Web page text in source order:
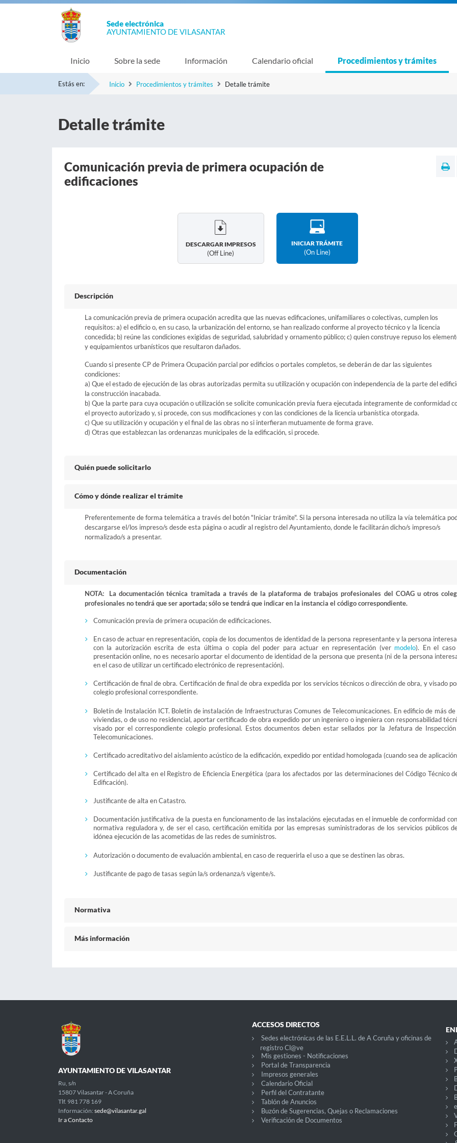
Sede electrónica
AYUNTAMIENTO DE VILASANTAR
Inicio Sobre la sede Información Calendario oficial Procedimientos y trámites
Estás en: Inicio Procedimientos y trámites Detalle trámite
Detalle trámite
Comunicación previa de primera ocupación de
edificaciones
DESCARGAR IMPRESOS
(off Line)
INICIAR TRÁMITE
(on Line)
Descripción
La comunicación previa de primera ocupación acredita que las nuevas edificaciones, unifamiliares o colectivas, cumplen los
requisitos: a) el edificio o, en su caso, la urbanización del entorno, se han realizado conforme al proyecto técnico y la licencia
concedida; b) reúne las condiciones exigidas de seguridad, salubridad y ornamento público; c) quien construye repuso los
y equipamientos urbanísticos que resultaron dañados.
Cuando si presente CP de Primera Ocupación parcial por edificios o portales completos, se deberán de dar las siguientes
condiciones:
a) Que el estado de ejecución de las obras autorizadas permita su utilización y ocupación con independencia de la parte del
la construcción inacabada.
b) Que la parte para cuya ocupación o utilización se solicite comunicación previa fuera ejecutada íntegramente de conformidad
el proyecto autorizado y, si procede, con sus modificaciones y con las condiciones de la licencia urbanística otorgada.
c) Que su utilización y ocupación y el final de las obras no si interfieran mutuamente de forma grave.
d) Otras que establezcan las ordenanzas municipales de la edificación, si procede.
Quién puede solicitarlo
Cómo y dónde realizar el trámite
Preferentemente de forma telemática a través del botón "Iniciar trámite". Si la persona interesada no utiliza la vía telemática
descargarse el/los impreso/s desde esta página o acudir al registro del Ayuntamiento, donde le facilitarán dicho/s impreso/s
normalizado/s a presentar.
Documentación
NOTA: La documentación técnica tramitada a través de la plataforma de trabajos profesionales del COAG u otros
profesionales no tendrá que ser aportada; sólo se tendrá que indicar en la instancia el código correspondiente.
Comunicación previa de primera ocupación de edificicaciones.
En caso de actuar en representación, copia de los documentos de identidad de la persona representante y la persona
con la autorización escrita de esta última o copia del poder para actuar en representación (ver modelo). En el
presentación online, no es necesario aportar el documento de identidad de la persona que presenta (ni de la persona
en el caso de utilizar un certificado electrónico de representación).
Certificación de final de obra. Certificación de final de obra expedida por los servicios técnicos o dirección de obra, y visado
colegio profesional correspondiente.
Boletín de Instalación ICT. Boletín de instalación de Infraestructuras Comunes de Telecomunicaciones. En edificio de más
viviendas, o de uso no residencial, aportar certificado de obra expedido por un ingeniero o ingeniera con responsabilidad
visado por el correspondiente colegio profesional. Estos documentos deben estar sellados por la Jefatura de
Telecomunicaciones.
Certificado acreditativo del aislamiento acústico de la edificación, expedido por entidad homologada (cuando sea de
Certificado del alta en el Registro de Eficiencia Energética (para los afectados por las determinaciones del Código Técnico
Edificación).
Justificante de alta en Catastro.
Documentación justificativa de la puesta en funcionamento de las instalacións ejecutadas en el inmueble de conformidad
normativa reguladora y, de ser el caso, certificación emitida por las empresas suministradoras de los servicios públicos
idónea ejecución de las acometidas de las redes de suministros.
Autorización o documento de evaluación ambiental, en caso de requerirla el uso a que se destinen las obras.
Justificante de pago de tasas según la/s ordenanza/s vigente/s.
Normativa
Más información
AYUNTAMIENTO DE VILASANTAR
Ru, s/n
15807 Vilasantar - A Coruña
Tlf. 981 778 169
Información: sede@vilasantar.gal
Ir a Contacto
ACCESOS DIRECTOS
Sedes electrónicas de las E.E.L.L. de A Coruña y oficinas de
registro Cl@ve
Mis gestiones - Notificaciones
Portal de Transparencia
Impresos generales
Calendario Oficial
Perfil del Contratante
Tablón de Anuncios
Buzón de Sugerencias, Quejas o Reclamaciones
Verificación de Documentos